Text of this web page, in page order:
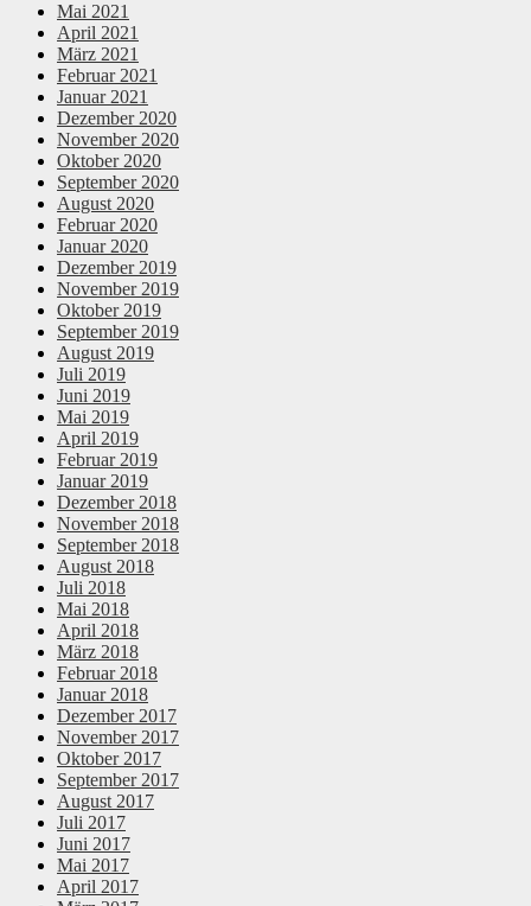
Mai 2021
April 2021
März 2021
Februar 2021
Januar 2021
Dezember 2020
November 2020
Oktober 2020
September 2020
August 2020
Februar 2020
Januar 2020
Dezember 2019
November 2019
Oktober 2019
September 2019
August 2019
Juli 2019
Juni 2019
Mai 2019
April 2019
Februar 2019
Januar 2019
Dezember 2018
November 2018
September 2018
August 2018
Juli 2018
Mai 2018
April 2018
März 2018
Februar 2018
Januar 2018
Dezember 2017
November 2017
Oktober 2017
September 2017
August 2017
Juli 2017
Juni 2017
Mai 2017
April 2017